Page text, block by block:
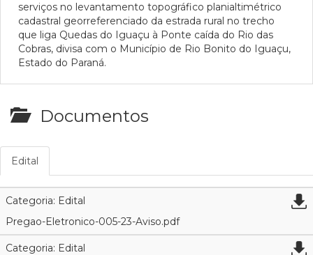
serviços no levantamento topográfico planialtimétrico
cadastral georreferenciado da estrada rural no trecho
que liga Quedas do Iguaçu à Ponte caída do Rio das
Cobras, divisa com o Município de Rio Bonito do Iguaçu,
Estado do Paraná.
Documentos
Edital
Categoria: Edital
Pregao-Eletronico-005-23-Aviso.pdf
Categoria: Edital